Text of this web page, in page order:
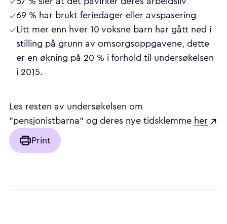
69 % har brukt feriedager eller avspasering
Litt mer enn hver 10 voksne barn har gått ned i
stilling på grunn av omsorgsoppgavene, dette
er en økning på 20 % i forhold til undersøkelsen
i 2015.
Les resten av undersøkelsen om
"pensjonistbarna" og deres nye tidsklemme her
Print